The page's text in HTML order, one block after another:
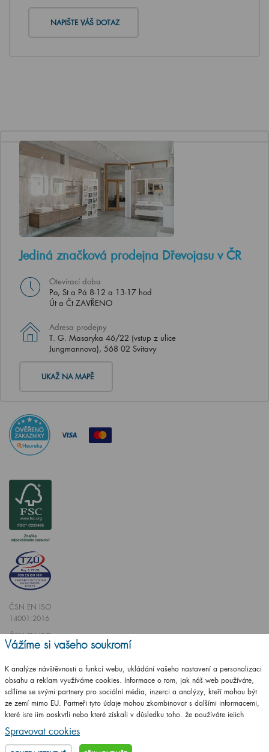
NAPIŠTE VÁŠ DOTAZ
Jediná značková prodejna Dřevojasu v ČR
Otevírací doba
Po, St a Pá 8-12 a 13-17 hod
Út a Čt ZAVŘENO
Adresa prodejny
T. G. Masaryka 46/22 (vstup z ulice
Jungmannova), 568 02 Svitavy
UKAŽ NA MAPĚ
ČSN EN ISO
14001:2016
ČSN EN ISO
9001:2016
Vytvořilo studioCZECHGROUP.cz
© 2009 - 2025 Koupelnový nábytek Dřevojas v. d.,
Vážíme si vašeho soukromí
K analýze návštěvnosti a funkcí webu, ukládání vašeho nastavení a personalizaci
obsahu a reklam využíváme cookies. Informace o tom, jak náš web používáte,
sdílíme se svými partnery pro sociální média, inzerci a analýzy, kteří mohou být
ze zemí mimo EU. Partneři tyto údaje mohou zkombinovat s dalšími informacemi,
které jste jim poskytli nebo které získali v důsledku toho, že používáte jejich
služby.
Podrobné informace
Spravovat cookies